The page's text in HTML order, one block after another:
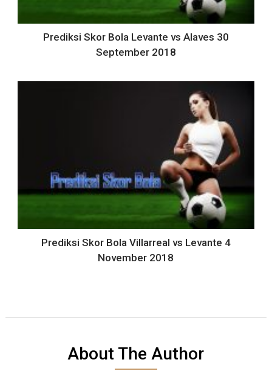
Prediksi Skor Bola Levante vs Alaves 30
September 2018
Prediksi Skor Bola Villarreal vs Levante 4
November 2018
About The Author